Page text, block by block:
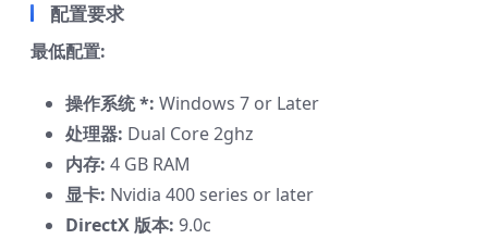
配置要求
最低配置:
操作系统 *: Windows 7 or Later
处理器: Dual Core 2ghz
内存: 4 GB RAM
显卡: Nvidia 400 series or later
DirectX 版本: 9.0c